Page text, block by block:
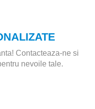
Contacteaza-ne si
nevoile tale.